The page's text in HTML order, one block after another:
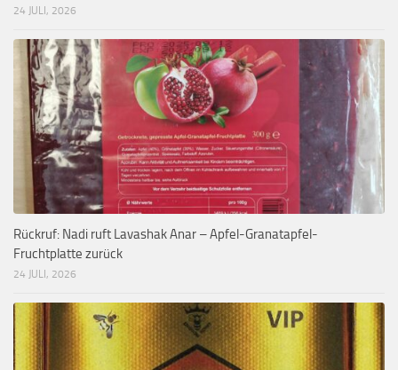
24 JULI, 2026
Rückruf: Nadi ruft Lavashak Anar – Apfel-Granatapfel-
Fruchtplatte zurück
24 JULI, 2026